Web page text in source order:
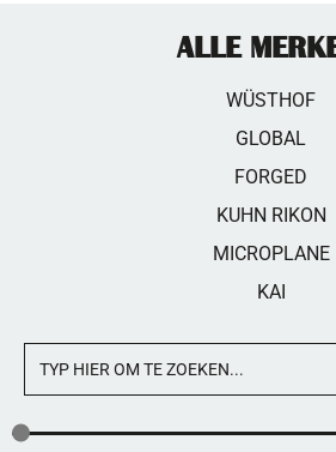
ALLE
WÜSTHOF
GLOBAL
FORGED
KUHN RIKON
MICROPLANE
KAI